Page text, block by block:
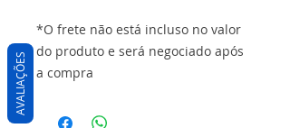
*O frete não está incluso no valor
do produto e será negociado após
a compra
AVALIAÇÕES